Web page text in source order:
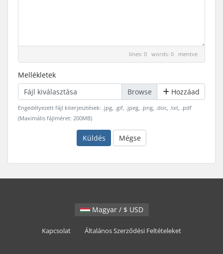
lines: 0 words: 0 mentve
Mellékletek
Fájl kiválasztása
Hozzáad
Engedélyezett fájl kiterjesztések: .jpg, .gif, .jpeg, .png, .doc, .txt, .pdf
(Maximális fájlméret: 200MB)
Küldés Mégse
Magyar / $ USD
Kapcsolat Általános Szerződési Feltételeket